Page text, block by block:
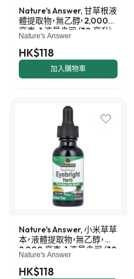
Nature's Answer, 甘草根液
體提取物，無乙醇，2,000
毫克，1 液量盎司（30 毫升）
Nature's Answer
HK$118
加入購物車
Nature's Answer, 小米草草
本，液體提取物，無乙醇，
2,000 毫克，1 液量盎司（30
毫升）
Nature's Answer
HK$118